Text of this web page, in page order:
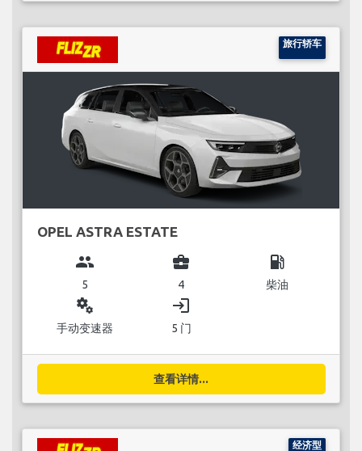
旅行轿车
OPEL ASTRA ESTATE
group
5
business_center
4
local_gas_station
柴油
miscellaneous_services
手动变速器
login
5 门
查看详情...
经济型